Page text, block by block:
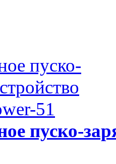
пуско-